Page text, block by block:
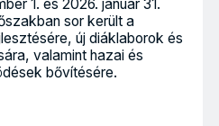
1. és 2026. január 31.
sor került a
új diáklaborok és
valamint hazai és
bővítésére.